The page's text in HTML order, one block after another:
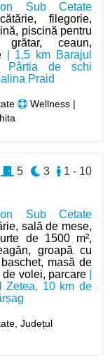
Sub Cetate
filegorie,
piscină pentru
ceaun,
| 1,5 km Barajul
Pârtia de schi
Praid
Wellness |
Sub Cetate
sală de mese,
de 1500 m²,
groapă cu
masă de
volei, parcare|
Zetea, 10 km de
Județul
1 - 10
3
5